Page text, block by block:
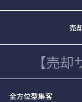
売
【売
全方位型集客